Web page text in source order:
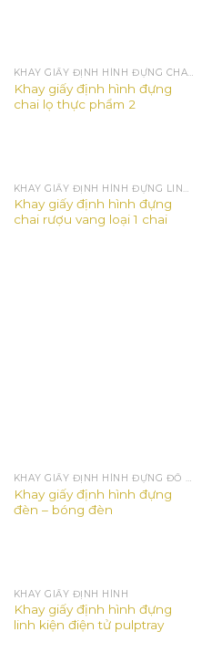
KHAY GIẤY ĐỊNH HÌNH ĐỰNG CHAI RƯỢU VANG
Khay giấy định hình đựng
chai lọ thực phẩm 2
KHAY GIẤY ĐỊNH HÌNH ĐỰNG LINH KIỆN ĐIỆN TỬ
Khay giấy định hình đựng
chai rượu vang loại 1 chai
KHAY GIẤY ĐỊNH HÌNH ĐỰNG ĐỒ ĐIỆN GIA DỤNG
Khay giấy định hình đựng
đèn – bóng đèn
KHAY GIẤY ĐỊNH HÌNH
Khay giấy định hình đựng
linh kiện điện tử pulptray